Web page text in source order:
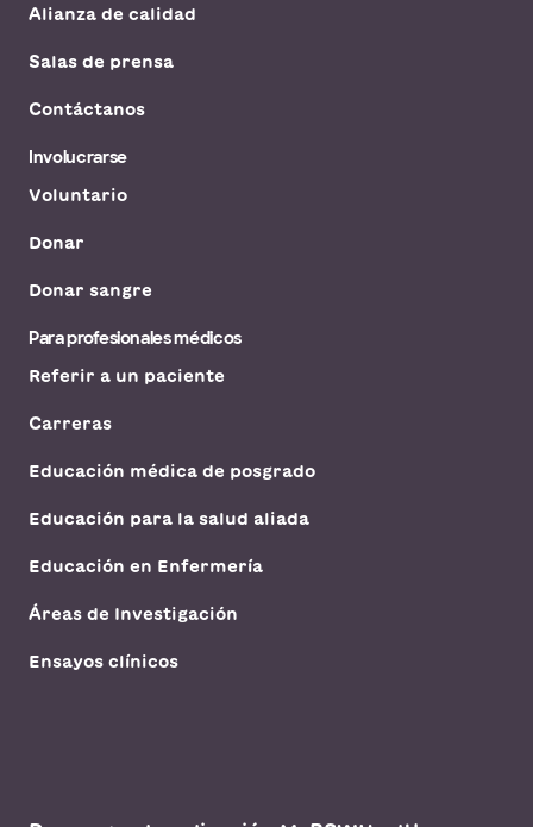
Alianza de calidad
Salas de prensa
Contáctanos
Involucrarse
Voluntario
Donar
Donar sangre
Para profesionales médicos
Referir a un paciente
Carreras
Educación médica de posgrado
Educación para la salud aliada
Educación en Enfermería
Áreas de Investigación
Ensayos clínicos